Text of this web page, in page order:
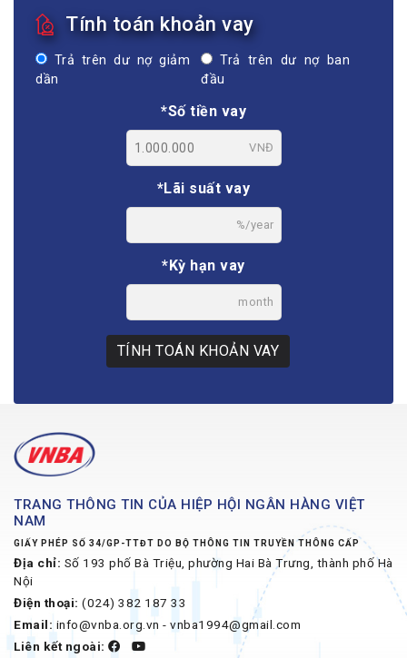
Tính toán khoản vay
Trả trên dư nợ giảm
dần
Trả trên dư nợ ban
đầu
*Số tiền vay
VNĐ
*Lãi suất vay
%/year
*Kỳ hạn vay
month
TÍNH TOÁN KHOẢN VAY
TRANG THÔNG TIN CỦA HIỆP HỘI NGÂN HÀNG VIỆT
NAM
GIẤY PHÉP SỐ 34/GP-TTĐT DO BỘ THÔNG TIN TRUYỀN THÔNG CẤP
Địa chỉ: Số 193 phố Bà Triệu, phường Hai Bà Trưng, thành phố Hà
Nội
Điện thoại: (024) 382 187 33
Email: info@vnba.org.vn - vnba1994@gmail.com
Liên kết ngoài: